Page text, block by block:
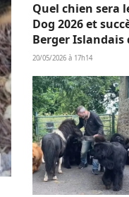
Quel chien sera
Dog 2026 et
Berger Islandais
nous reste » ?
20/05/2026 à 17h14